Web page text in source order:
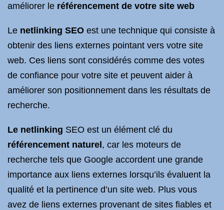
améliorer le référencement de votre site web
Le netlinking SEO est une technique qui consiste à
obtenir des liens externes pointant vers votre site
web. Ces liens sont considérés comme des votes
de confiance pour votre site et peuvent aider à
améliorer son positionnement dans les résultats de
recherche.
Le netlinking SEO est un élément clé du
référencement naturel , car les moteurs de
recherche tels que Google accordent une grande
importance aux liens externes lorsqu’ils évaluent la
qualité et la pertinence d’un site web. Plus vous
avez de liens externes provenant de sites fiables et